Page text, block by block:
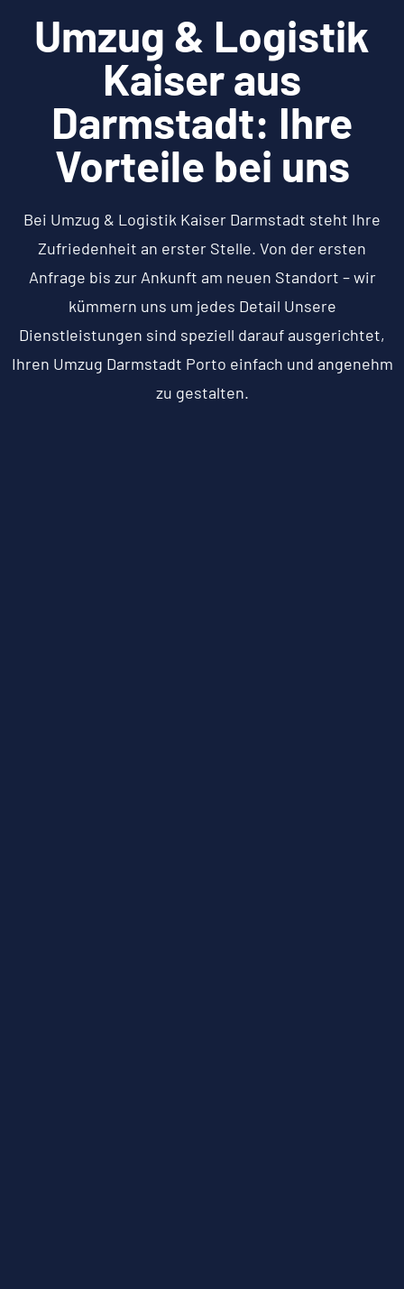
Umzug & Logistik
Kaiser aus
Darmstadt: Ihre
Vorteile bei uns
Bei Umzug & Logistik Kaiser Darmstadt steht Ihre
Zufriedenheit an erster Stelle. Von der ersten
Anfrage bis zur Ankunft am neuen Standort – wir
kümmern uns um jedes Detail Unsere
Dienstleistungen sind speziell darauf ausgerichtet,
Ihren Umzug Darmstadt Porto einfach und angenehm
zu gestalten.